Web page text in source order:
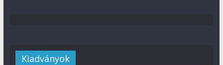
Kiadványok